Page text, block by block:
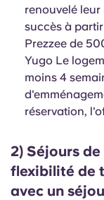
renouvelé
succès à
Prezzee de
Yugo Le
moins 4
réservation,
2) Séjours
flexibilité de
avec un